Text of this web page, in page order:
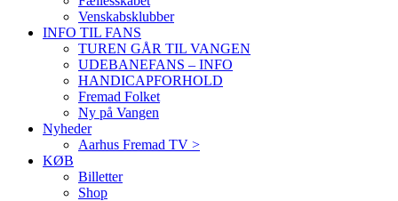
Venskabsklubber
INFO TIL FANS
TUREN GÅR TIL VANGEN
UDEBANEFANS – INFO
HANDICAPFORHOLD
Fremad Folket
Ny på Vangen
Nyheder
Aarhus Fremad TV >
KØB
Billetter
Shop